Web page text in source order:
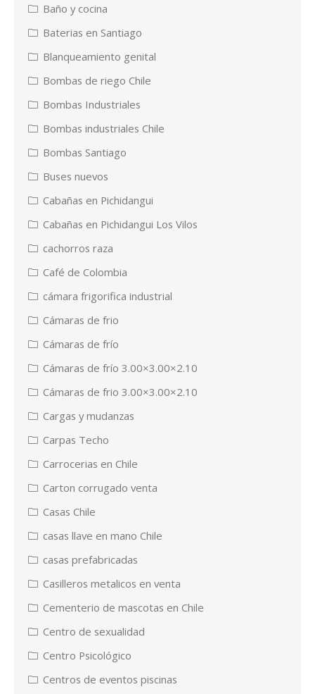
Baño y cocina
Baterias en Santiago
Blanqueamiento genital
Bombas de riego Chile
Bombas Industriales
Bombas industriales Chile
Bombas Santiago
Buses nuevos
Cabañas en Pichidangui
Cabañas en Pichidangui Los Vilos
cachorros raza
Café de Colombia
cámara frigorifica industrial
Cámaras de frio
Cámaras de frío
Cámaras de frío 3.00×3.00×2.10
Cámaras de frio 3.00×3.00×2.10
Cargas y mudanzas
Carpas Techo
Carrocerias en Chile
Carton corrugado venta
Casas Chile
casas llave en mano Chile
casas prefabricadas
Casilleros metalicos en venta
Cementerio de mascotas en Chile
Centro de sexualidad
Centro Psicológico
Centros de eventos piscinas